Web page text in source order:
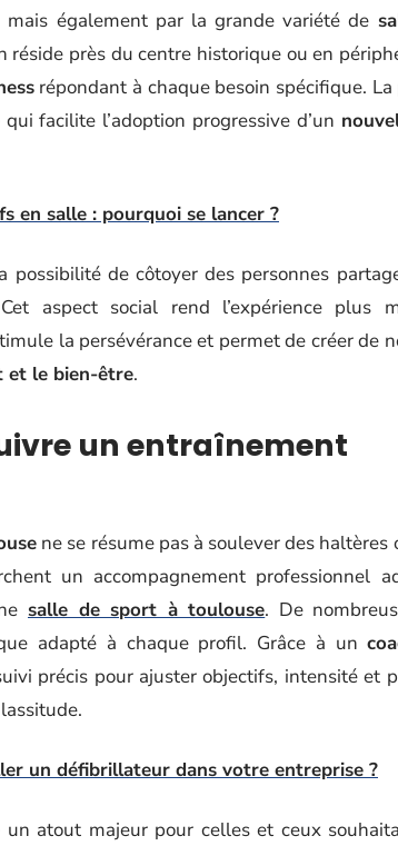
également par la grande variété de
réside près du centre historique ou en
répondant à chaque besoin spécifique.
facilite l’adoption progressive d’un
en salle : pourquoi se lancer ?
possibilité de côtoyer des personnes
aspect social rend l’expérience plus
la persévérance et permet de créer de
et le bien-être.
un entraînement
ne se résume pas à soulever des haltères
un accompagnement professionnel
salle de sport à toulouse. De
adapté à chaque profil. Grâce à un
précis pour ajuster objectifs, intensité et
un défibrillateur dans votre entreprise ?
atout majeur pour celles et ceux